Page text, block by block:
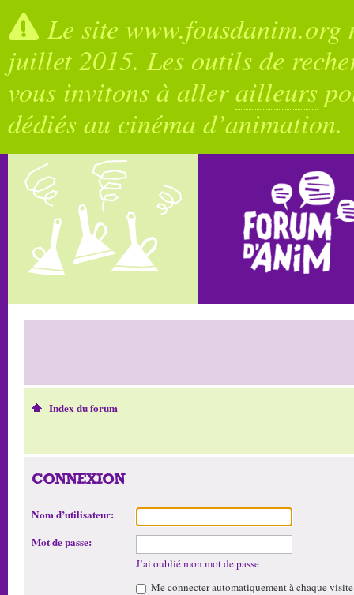
Le site
juillet 2015. Les outils de
vous invitons à allerailleurs
dédiés au cinéma d’animation.
Index du forum
CONNEXION
Nom d’utilisateur:
Mot de passe:
J’ai oublié mon mot de passe
Me connecter automatiquement à chaque visite